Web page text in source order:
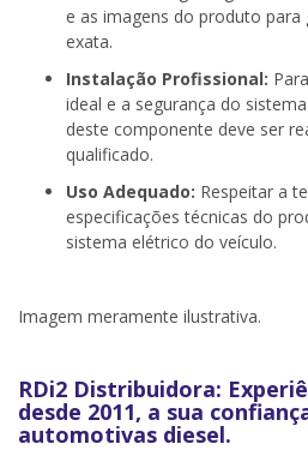
e as imagens do produto
exata.
Instalação Profissional:
ideal e a segurança do
deste componente deve ser
qualificado.
Uso Adequado: Respeitar a
especificações técnicas do
sistema elétrico do veículo.
Imagem meramente ilustrativa.
RDi2 Distribuidora:
desde 2011, a sua
automotivas diesel.